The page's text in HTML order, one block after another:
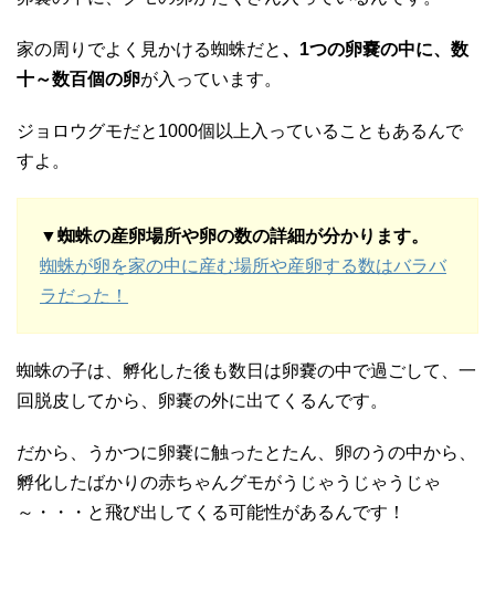
家の周りでよく見かける蜘蛛だと 、1つの卵嚢の中に、数
十～数百個の卵が入っています。
ジョロウグモだと1000個以上入っていることもあるんで
すよ。
▼蜘蛛の産卵場所や卵の数の詳細が分かります。
蜘蛛が卵を家の中に産む場所や産卵する数はバラバ
ラだった！
蜘蛛の子は、孵化した後も数日は卵嚢の中で過ごして、一
回脱皮してから、卵嚢の外に出てくるんです。
だから、うかつに卵嚢に触ったとたん、卵のうの中から、
孵化したばかりの赤ちゃんグモがうじゃうじゃうじゃ
～・・・と飛び出してくる可能性があるんです！